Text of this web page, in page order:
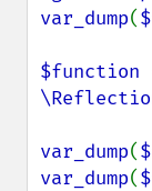
var_dump(
$function
var_dump(
var_dump(